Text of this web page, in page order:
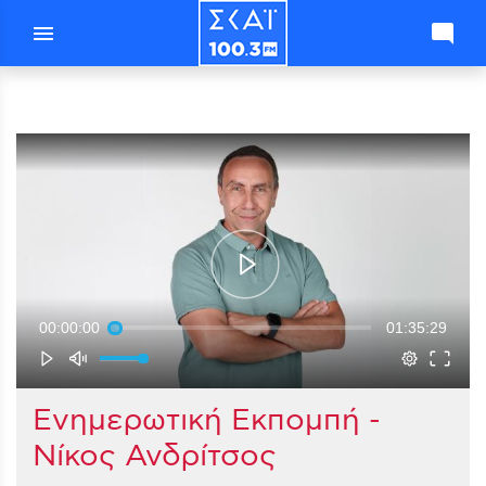
menu mode_comment
00:00:00 01:35:29
Ενημερωτική Εκπομπή -
Νίκος Ανδρίτσος